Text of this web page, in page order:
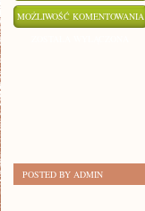
MOŻLIWOŚĆ KOMENTOWANIA
POSTED BY ADMIN